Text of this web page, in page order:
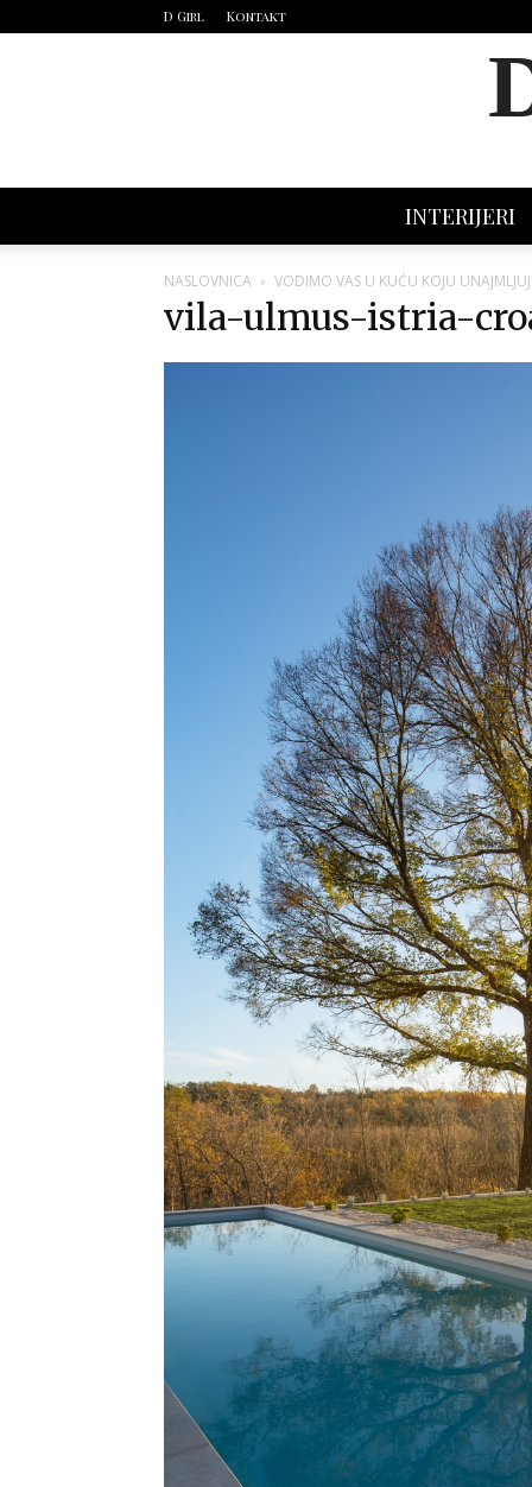
D Girl Kontakt
INTERIJERI
NASLOVNICA VODIMO VAS U KUĆU KOJU
vila-ulmus-istria-